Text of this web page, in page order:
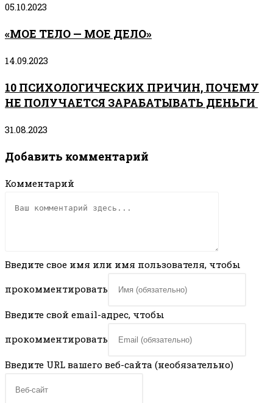
05.10.2023
«МОЕ ТЕЛО — МОЕ ДЕЛО»
14.09.2023
10 ПСИХОЛОГИЧЕСКИХ ПРИЧИН, ПОЧЕМУ
НЕ ПОЛУЧАЕТСЯ ЗАРАБАТЫВАТЬ ДЕНЬГИ
31.08.2023
Добавить комментарий
Комментарий
Введите свое имя или имя пользователя, чтобы
прокомментировать
Введите свой email-адрес, чтобы
прокомментировать
Введите URL вашего веб-сайта (необязательно)